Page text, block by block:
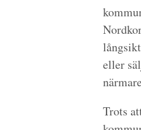
eller
Trots